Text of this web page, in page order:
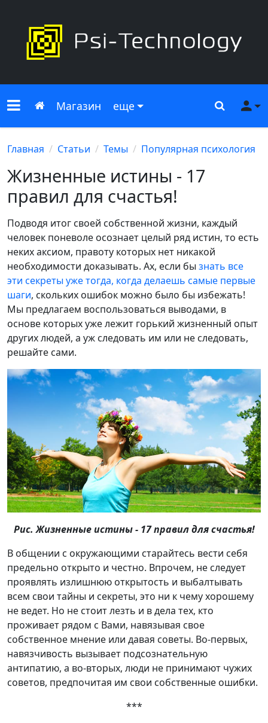
Меню сайта
Главная
Магазин еще Поиск
Главная Статьи Темы Популярная психология
Жизненные истины - 17
правил для счастья!
Подводя итог своей собственной жизни, каждый
человек поневоле осознает целый ряд истин, то есть
неких аксиом, правоту которых нет никакой
необходимости доказывать. Ах, если бы знать все
эти секреты уже тогда, когда делаешь самые первые
шаги, скольких ошибок можно было бы избежать!
Мы предлагаем воспользоваться выводами, в
основе которых уже лежит горький жизненный опыт
других людей, а уж следовать им или не следовать,
решайте сами.
Рис. Жизненные истины - 17 правил для счастья!
В общении с окружающими старайтесь вести себя
предельно открыто и честно. Впрочем, не следует
проявлять излишнюю открытость и выбалтывать
всем свои тайны и секреты, это ни к чему хорошему
не ведет. Но не стоит лезть и в дела тех, кто
проживает рядом с Вами, навязывая свое
собственное мнение или давая советы. Во-первых,
навязчивость вызывает подсознательную
антипатию, а во-вторых, люди не принимают чужих
советов, предпочитая им свои собственные ошибки.
***